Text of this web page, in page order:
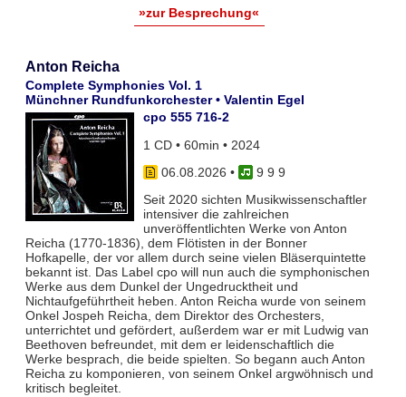
»zur Besprechung«
Anton Reicha
Complete Symphonies Vol. 1
Münchner Rundfunkorchester • Valentin Egel
cpo 555 716-2
1 CD • 60min • 2024
06.08.2026 •
9 9 9
Seit 2020 sichten Musikwissenschaftler
intensiver die zahlreichen
unveröffentlichten Werke von Anton
Reicha (1770-1836), dem Flötisten in der Bonner
Hofkapelle, der vor allem durch seine vielen Bläserquintette
bekannt ist. Das Label cpo will nun auch die symphonischen
Werke aus dem Dunkel der Ungedrucktheit und
Nichtaufgeführtheit heben. Anton Reicha wurde von seinem
Onkel Jospeh Reicha, dem Direktor des Orchesters,
unterrichtet und gefördert, außerdem war er mit Ludwig van
Beethoven befreundet, mit dem er leidenschaftlich die
Werke besprach, die beide spielten. So begann auch Anton
Reicha zu komponieren, von seinem Onkel argwöhnisch und
kritisch begleitet.